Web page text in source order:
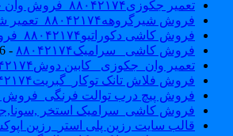
تعمیر جکوزی۸۸۰۴۲۱۷۴_فروش وان جکوزی
فروش شیرگروهه۸۸۰۴۲۱۷۴_تعمیر شیرگروهه
فروش کاشی دکوراتیو۸۸۰۴۲۱۷۴_فروش کاشی بین کابینتی
فروش کاشی _سرامیک۸۸۰۴۲۱۷۴
- 7,926 views
تعمیر وان_جکوزی_ کابین دوش۸۸۰۴۲۱۷۴
فروش فلاش تانک توکار_گبریت۸۸۰۴۲۱۷۴
فروش پیچ درب توالت فرنگی_فروش بست
فروش کاشی_سرامیک استخر
قالب سایت رزین پلی استر_رزین